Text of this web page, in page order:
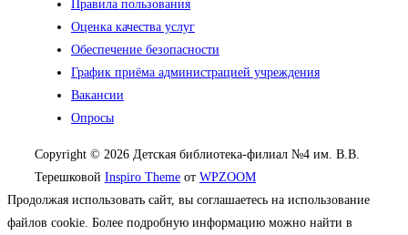
Правила пользования
Оценка качества услуг
Обеспечение безопасности
График приёма администрацией учреждения
Вакансии
Опросы
Copyright © 2026 Детская библиотека-филиал №4 им. В.В.
Терешковой Inspiro Theme от WPZOOM
Продолжая использовать сайт, вы соглашаетесь на использование
файлов cookie. Более подробную информацию можно найти в